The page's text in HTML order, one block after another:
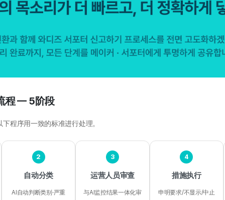
程 — 5阶段
程序用一致的标准进行处理。
2
自动分类
AI自动判断类别·严重
3
运营人员审查
与AI监控结果一体化审
4
措施执行
申明要求/不显示/中止